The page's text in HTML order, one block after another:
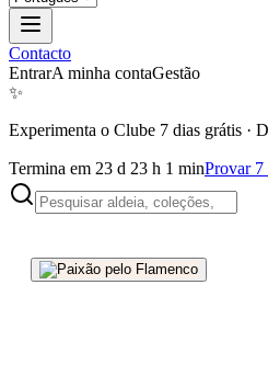
Contacto
EntrarA minha contaGestão
✨
Experimenta o Clube 7 dias grátis ·
Termina em 23 d 23 h 1 minProvar 7